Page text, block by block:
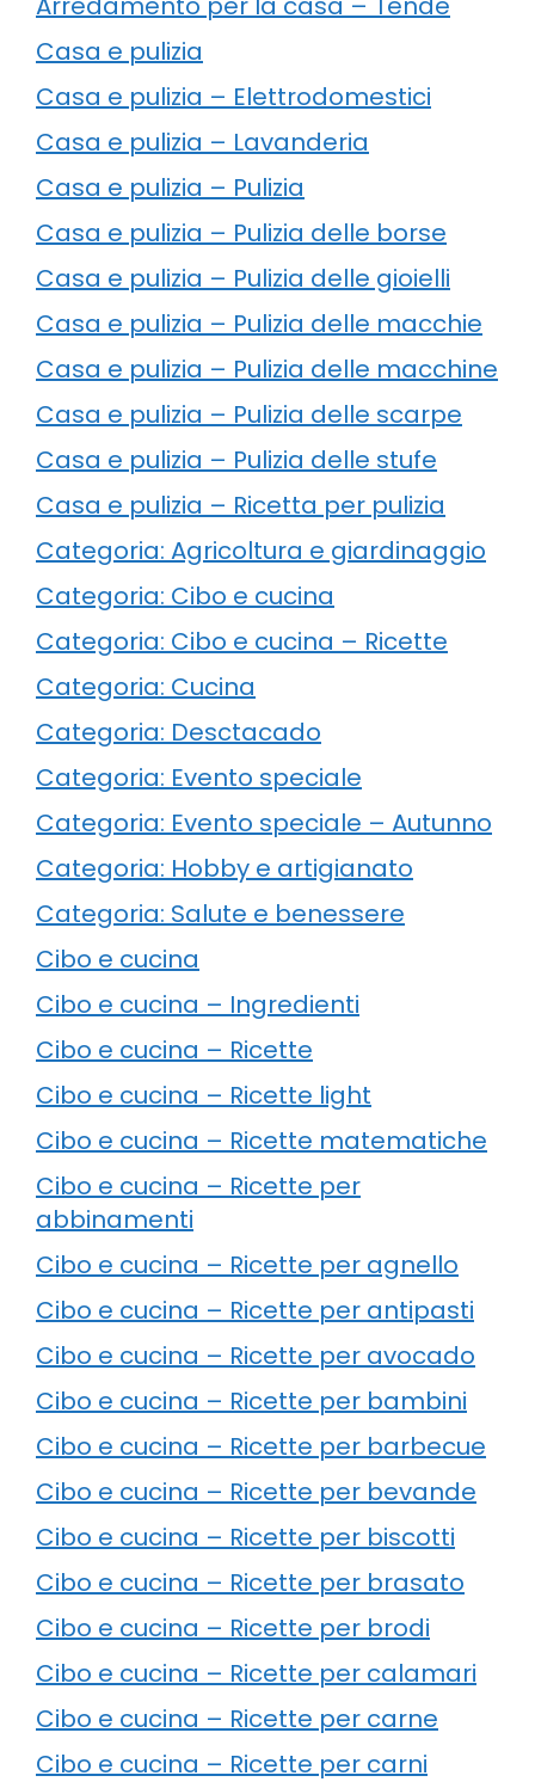
Casa e pulizia
Casa e pulizia – Elettrodomestici
Casa e pulizia – Lavanderia
Casa e pulizia – Pulizia
Casa e pulizia – Pulizia delle borse
Casa e pulizia – Pulizia delle gioielli
Casa e pulizia – Pulizia delle macchie
Casa e pulizia – Pulizia delle macchine
Casa e pulizia – Pulizia delle scarpe
Casa e pulizia – Pulizia delle stufe
Casa e pulizia – Ricetta per pulizia
Categoria: Agricoltura e giardinaggio
Categoria: Cibo e cucina
Categoria: Cibo e cucina – Ricette
Categoria: Cucina
Categoria: Desctacado
Categoria: Evento speciale
Categoria: Evento speciale – Autunno
Categoria: Hobby e artigianato
Categoria: Salute e benessere
Cibo e cucina
Cibo e cucina – Ingredienti
Cibo e cucina – Ricette
Cibo e cucina – Ricette light
Cibo e cucina – Ricette matematiche
Cibo e cucina – Ricette per
abbinamenti
Cibo e cucina – Ricette per agnello
Cibo e cucina – Ricette per antipasti
Cibo e cucina – Ricette per avocado
Cibo e cucina – Ricette per bambini
Cibo e cucina – Ricette per barbecue
Cibo e cucina – Ricette per bevande
Cibo e cucina – Ricette per biscotti
Cibo e cucina – Ricette per brasato
Cibo e cucina – Ricette per brodi
Cibo e cucina – Ricette per calamari
Cibo e cucina – Ricette per carne
Cibo e cucina – Ricette per carni